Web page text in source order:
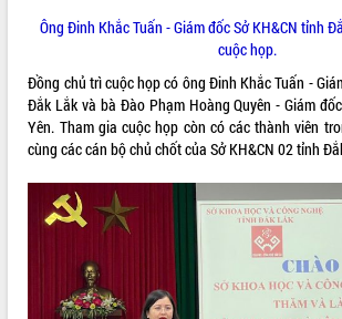
Ông Đinh Khắc Tuấn - Giám đốc Sở KH&CN tỉnh
cuộc họp.
Đồng chủ trì cuộc họp có ông Đinh Khắc Tuấn -
Đắk Lắk và bà Đào Phạm Hoàng Quyên - Giám
Yên. Tham gia cuộc họp còn có các thành viên
cùng các cán bộ chủ chốt của Sở KH&CN 02 tỉnh